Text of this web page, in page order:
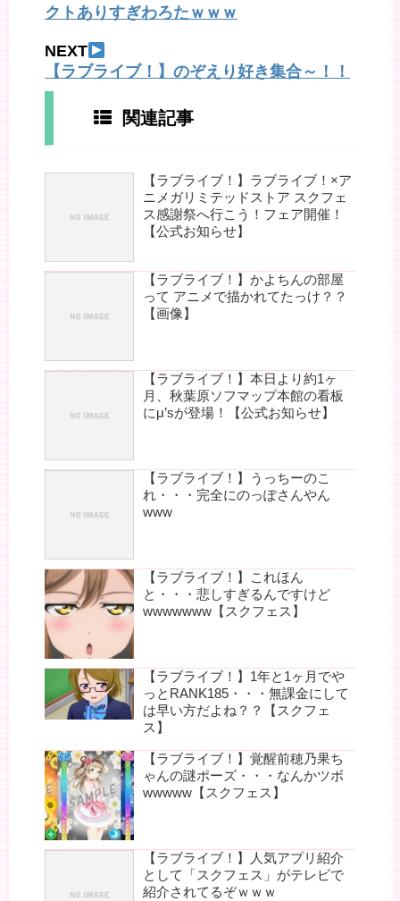
クトありすぎわろたｗｗｗ
NEXT
【ラブライブ！】のぞえり好き集合～！！
関連記事
【ラブライブ！】ラブライブ！×ア
ニメガリミテッドストア スクフェ
ス感謝祭へ行こう！フェア開催！
【公式お知らせ】
【ラブライブ！】かよちんの部屋
って アニメで描かれてたっけ？？
【画像】
【ラブライブ！】本日より約1ヶ
月、秋葉原ソフマップ本館の看板
にμ’sが登場！【公式お知らせ】
【ラブライブ！】うっちーのこ
れ・・・完全にのっぽさんやん
www
【ラブライブ！】これほん
と・・・悲しすぎるんですけど
wwwwwww【スクフェス】
【ラブライブ！】1年と1ヶ月でや
っとRANK185・・・無課金にして
は早い方だよね？？【スクフェ
ス】
【ラブライブ！】覚醒前穂乃果ち
ゃんの謎ポーズ・・・なんかツボ
wwwww【スクフェス】
【ラブライブ！】人気アプリ紹介
として「スクフェス」がテレビで
紹介されてるぞｗｗｗ